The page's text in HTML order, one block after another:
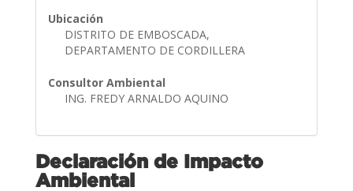
Ubicación
DISTRITO DE EMBOSCADA,
DEPARTAMENTO DE CORDILLERA
Consultor Ambiental
ING. FREDY ARNALDO AQUINO
Declaración de Impacto
Ambiental